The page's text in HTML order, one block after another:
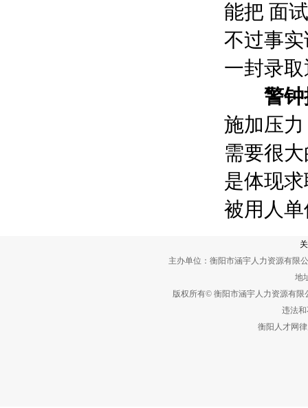
能把 面
不过事
一封录
警钟
施加压
需要很
是体现
被用人
主办单位：衡阳市涵宇人力资源有限
地
版权所有© 衡阳市涵宇人力资源有
违法和
衡阳人才网